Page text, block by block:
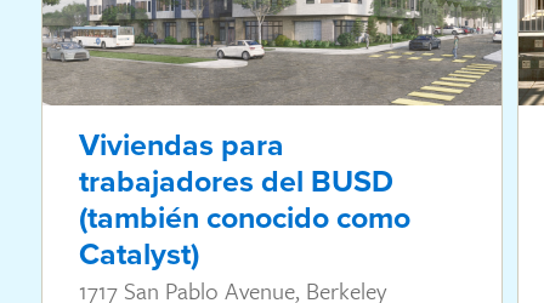
Viviendas para
trabajadores del BUSD
(también conocido como
Catalyst)
1717 San Pablo Avenue, Berkeley